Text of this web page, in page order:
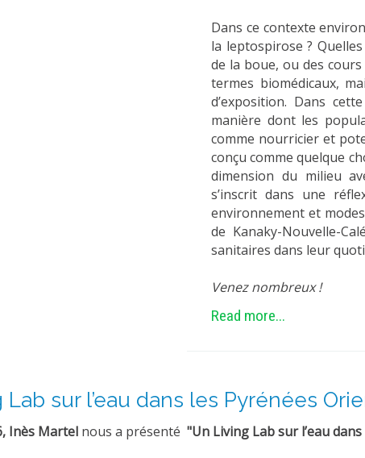
Dans ce contexte
la leptospirose ?
de la boue, ou des
termes biomédicaux,
d’exposition. Dans
manière dont les
comme nourricier et
conçu comme quelque
dimension du milieu
s’inscrit dans une
environnement et
de Kanaky-Nouvelle-
sanitaires dans leur
Venez nombreux !
Read more...
sur l’eau dans les Pyrénées
Inès Martel nous a présenté "Un Living Lab sur l’eau